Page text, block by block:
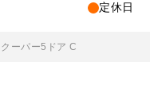
定休日
クーパー5ドア C